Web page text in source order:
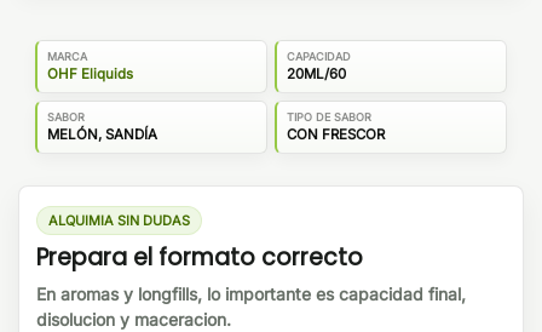
MARCA
OHF Eliquids
CAPACIDAD
20ML/60
SABOR
MELÓN, SANDÍA
TIPO DE SABOR
CON FRESCOR
ALQUIMIA SIN DUDAS
Prepara el formato correcto
En aromas y longfills, lo importante es capacidad final,
disolucion y maceracion.